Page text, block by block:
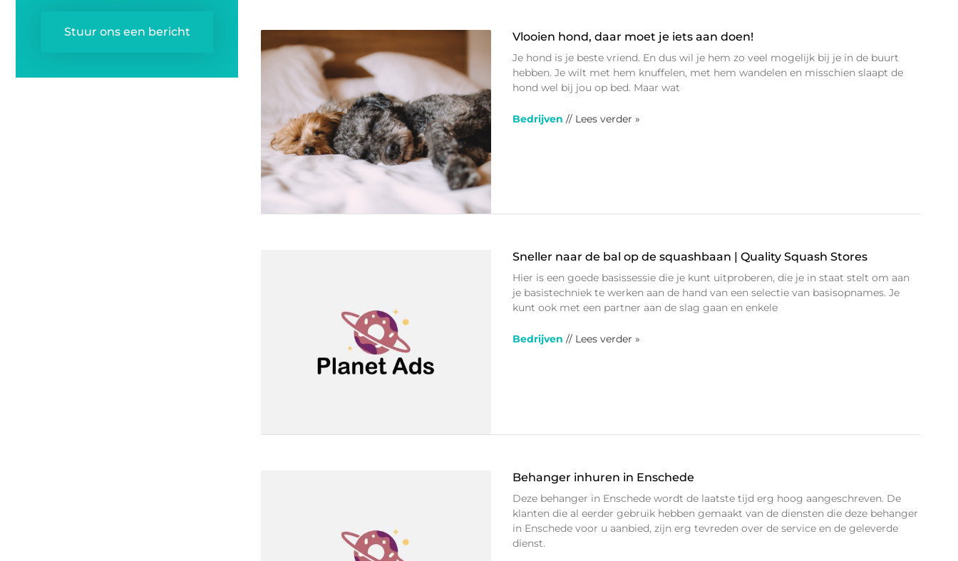
Stuur ons een bericht Vlooien hond, daar moet je iets aan doen!
Je hond is je beste vriend. En dus wil je hem zo veel mogelijk bij je in de buurt
hebben. Je wilt met hem knuffelen, met hem wandelen en misschien slaapt de
hond wel bij jou op bed. Maar wat
Bedrijven // Lees verder »
Sneller naar de bal op de squashbaan | Quality Squash Stores
Hier is een goede basissessie die je kunt uitproberen, die je in staat stelt om aan
je basistechniek te werken aan de hand van een selectie van basisopnames. Je
kunt ook met een partner aan de slag gaan en enkele
Bedrijven // Lees verder »
Behanger inhuren in Enschede
Deze behanger in Enschede wordt de laatste tijd erg hoog aangeschreven. De
klanten die al eerder gebruik hebben gemaakt van de diensten die deze behanger
in Enschede voor u aanbied, zijn erg tevreden over de service en de geleverde
dienst.